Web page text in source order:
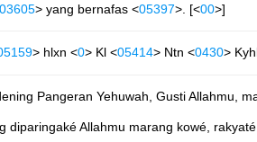
03605> yang bernafas <05397>. [<00>]
> hlxn <0> Kl <05414> Ntn <0430>
Pangeran Yehuwah, Gusti Allahmu,
Allahmu marang kowé,